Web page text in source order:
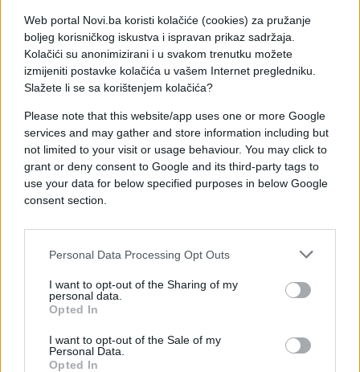
Web portal Novi.ba koristi kolačiće (cookies) za pružanje
boljeg korisničkog iskustva i ispravan prikaz sadržaja.
Kolačići su anonimizirani i u svakom trenutku možete
izmijeniti postavke kolačića u vašem Internet pregledniku.
Slažete li se sa korištenjem kolačića?
Please note that this website/app uses one or more Google
services and may gather and store information including but
not limited to your visit or usage behaviour. You may click to
grant or deny consent to Google and its third-party tags to
use your data for below specified purposes in below Google
consent section.
Personal Data Processing Opt Outs
I want to opt-out of the Sharing of my
personal data.
Opted In
I want to opt-out of the Sale of my
Personal Data.
Opted In
#Željka Cvijanović